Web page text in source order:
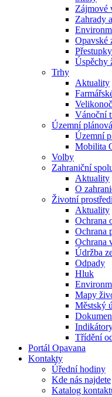
Zájmové
Zahrady
Opavské
Úspěchy
Trhy
Aktuality
Vánoční
Územní
Územní
Mobilita
Volby
Zahraniční
Aktuality
O
Životní
Aktuality
Ochrana
Ochrana
Ochrana
Údržba
Odpady
Hluk
Mapy
Městský
Třídění
Portál Opavana
Kontakty
Úřední hodiny
Kde nás najdete
Katalog